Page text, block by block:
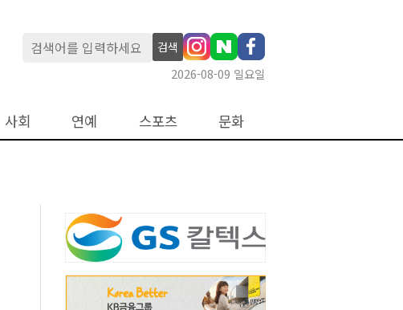
검색
2026-08-09 일요일
사회 연예 스포츠 문화